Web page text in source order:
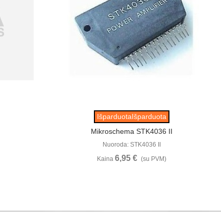
Žiūrėti Daugiau
IšparduotaIšparduota
Mikroschema STK4036 II
Nuoroda: STK4036 II
Kaina 6,95 € (su PVM)